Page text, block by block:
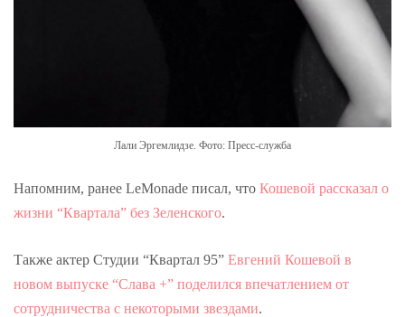
Лали Эргемлидзе. Фото: Пресс-служба
Напомним, ранее LeMonade писал, что Кошевой рассказал о
жизни “Квартала” без Зеленского.
Также актер Студии “Квартал 95” Евгений Кошевой в
новом выпуске “Слава +” поделился впечатлением от
сотрудничества с некоторыми звездами.